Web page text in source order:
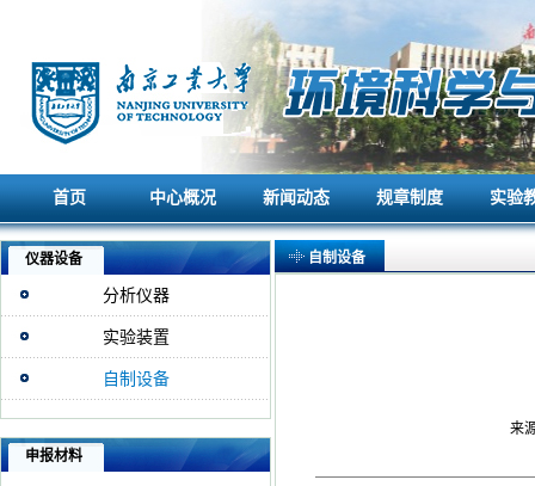
首页
首页
中心概况 新闻动态
新闻动态
规章制度
规章制度
实验
实验
仪器设备
分析仪器
实验装置
自制设备
申报材料
自制设备
来